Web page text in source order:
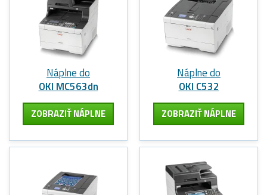
Náplne do
OKI MC563dn
ZOBRAZIŤ NÁPLNE
Náplne do
OKI C532
ZOBRAZIŤ NÁPLNE